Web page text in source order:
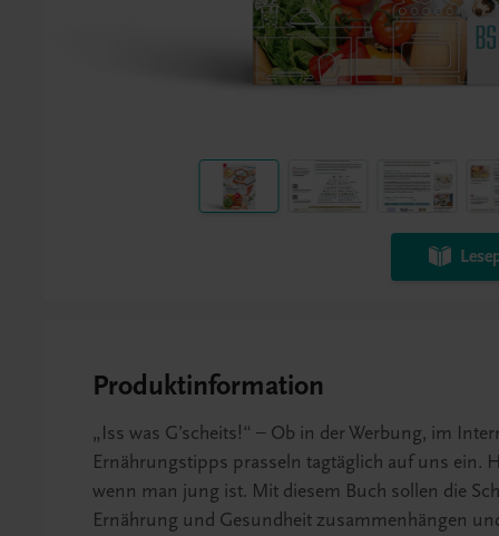
Produktinformation
„Iss was G’scheits!“ – Ob in der Werbung, im
Ernährungstipps prasseln tagtäglich auf uns ein.
wenn man jung ist. Mit diesem Buch sollen die
Ernährung und Gesundheit zusammenhängen